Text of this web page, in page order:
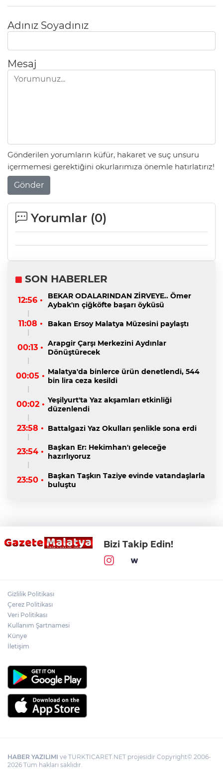
Adınız Soyadınız
Mesaj
Gönderilen yorumların küfür, hakaret ve suç unsuru
içermemesi gerektiğini okurlarımıza önemle hatırlatırız!
Gönder
Yorumlar (0)
SON HABERLER
12:56 •
BEKAR ODALARINDAN ZİRVEYE.. Ömer
Aybak'ın çiğköfte başarı öyküsü
11:08 • Bakan Ersoy Malatya Müzesini paylaştı
00:13 • Arapgir Çarşı Merkezini Aydınlar
Dönüştürecek
00:05 • Malatya'da binlerce ürün denetlendi, 544
bin lira ceza kesildi
00:02 • Yeşilyurt'ta Yaz akşamları etkinliği
düzenlendi
23:58 • Battalgazi Yaz Okulları şenlikle sona erdi
23:54 • Başkan Er: Hekimhan'ı geleceğe
hazırlıyoruz
23:50 • Başkan Taşkın Taziye evinde vatandaşlarla
buluştu
Bizi Takip Edin!
Gizlilik Politikası
Çerez Politikası
Veri Politikası
Kullanım Şartnamesi
Künye
İletişim
HABER YAZILIMI ve TURKTICARET.NET projesidir Copyright© 2006-
2026 Tüm hakları saklıdır.